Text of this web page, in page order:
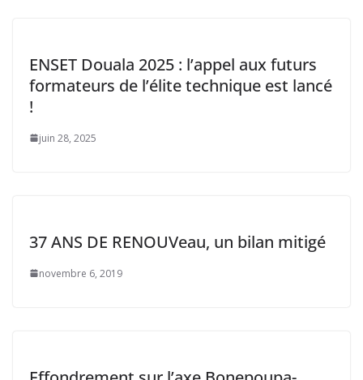
ENSET Douala 2025 : l’appel aux futurs
formateurs de l’élite technique est lancé
!
juin 28, 2025
37 ANS DE RENOUVeau, un bilan mitigé
novembre 6, 2019